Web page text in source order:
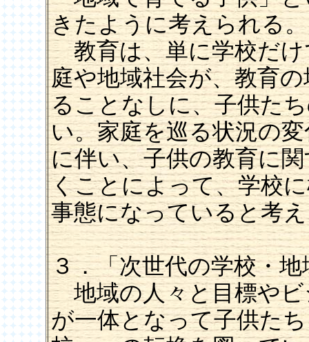
きたように考えられる。
教育は、単に学校だけ
庭や地域社会が、教育
ることなしに、子供た
い。家庭を巡る状況の
に伴い、子供の教育に
くことによって、学校
事態になっていると考
３．「次世代の学校・
地域の人々と目標やビ
が一体となって子供た